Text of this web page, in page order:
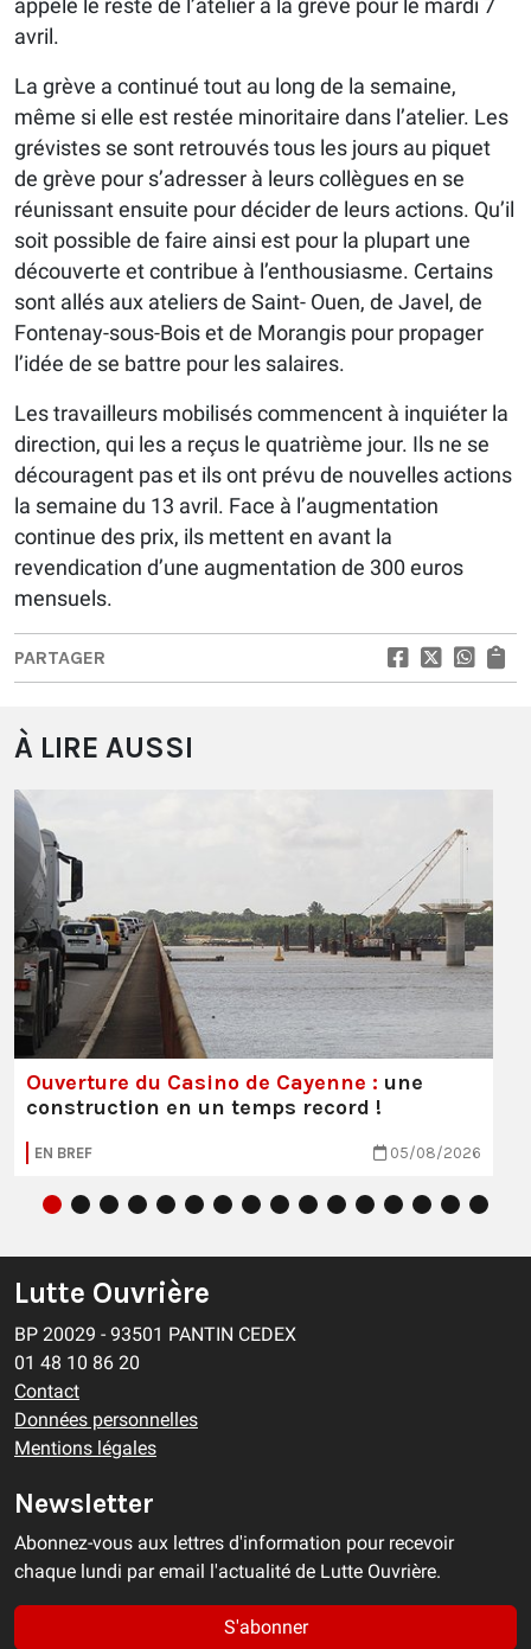
appelé le reste de l’atelier à la grève pour le mardi 7
avril.
La grève a continué tout au long de la semaine,
même si elle est restée minoritaire dans l’atelier. Les
grévistes se sont retrouvés tous les jours au piquet
de grève pour s’adresser à leurs collègues en se
réunissant ensuite pour décider de leurs actions. Qu’il
soit possible de faire ainsi est pour la plupart une
découverte et contribue à l’enthousiasme. Certains
sont allés aux ateliers de Saint- Ouen, de Javel, de
Fontenay-sous-Bois et de Morangis pour propager
l’idée de se battre pour les salaires.
Les travailleurs mobilisés commencent à inquiéter la
direction, qui les a reçus le quatrième jour. Ils ne se
découragent pas et ils ont prévu de nouvelles actions
la semaine du 13 avril. Face à l’augmentation
continue des prix, ils mettent en avant la
revendication d’une augmentation de 300 euros
mensuels.
PARTAGER
À LIRE AUSSI
Ouverture du Casino de Cayenne : une
construction en un temps record !
EN BREF 05/08/2026
Lutte Ouvrière
BP 20029 - 93501 PANTIN CEDEX
01 48 10 86 20
Contact
Données personnelles
Mentions légales
Newsletter
Abonnez-vous aux lettres d'information pour recevoir
chaque lundi par email l'actualité de Lutte Ouvrière.
S'abonner